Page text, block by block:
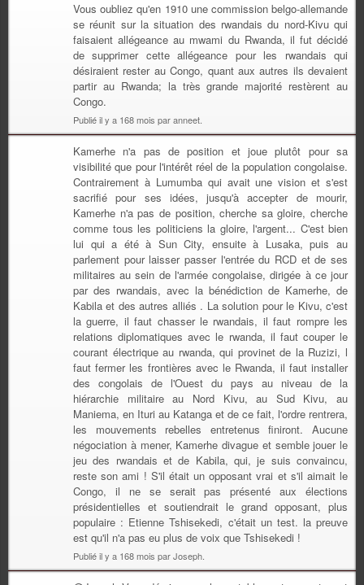
Vous oubliez qu'en 1910 une commission belgo-allemande
se réunit sur la situation des rwandais du nord-Kivu qui
faisaient allégeance au mwami du Rwanda, il fut décidé
de supprimer cette allégeance pour les rwandais qui
désiraient rester au Congo, quant aux autres ils devaient
partir au Rwanda; la très grande majorité restèrent au
Congo.
Publié il y a 168 mois par anneet.
Kamerhe n'a pas de position et joue plutôt pour sa
visibilité que pour l'intérêt réel de la population congolaise.
Contrairement à Lumumba qui avait une vision et s'est
sacrifié pour ses idées, jusqu'à accepter de mourir,
Kamerhe n'a pas de position, cherche sa gloire, cherche
comme tous les politiciens la gloire, l'argent... C'est bien
lui qui a été à Sun City, ensuite à Lusaka, puis au
parlement pour laisser passer l'entrée du RCD et de ses
militaires au sein de l'armée congolaise, dirigée à ce jour
par des rwandais, avec la bénédiction de Kamerhe, de
Kabila et des autres alliés . La solution pour le Kivu, c'est
la guerre, il faut chasser le rwandais, il faut rompre les
relations diplomatiques avec le rwanda, il faut couper le
courant électrique au rwanda, qui provinet de la Ruzizi, l
faut fermer les frontières avec le Rwanda, il faut installer
des congolais de l'Ouest du pays au niveau de la
hiérarchie militaire au Nord Kivu, au Sud Kivu, au
Maniema, en Ituri au Katanga et de ce fait, l'ordre rentrera,
les mouvements rebelles entretenus finiront. Aucune
négociation à mener, Kamerhe divague et semble jouer le
jeu des rwandais et de Kabila, qui, je suis convaincu,
reste son ami ! S'il était un opposant vrai et s'il aimait le
Congo, il ne se serait pas présenté aux élections
présidentielles et soutiendrait le grand opposant, plus
populaire : Etienne Tshisekedi, c'était un test. la preuve
est qu'il n'a pas eu plus de voix que Tshisekedi !
Publié il y a 168 mois par Joseph.